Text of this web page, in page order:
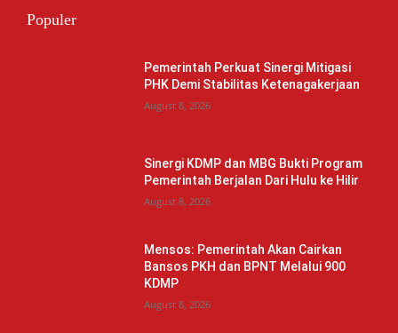
Populer
Pemerintah Perkuat Sinergi Mitigasi
PHK Demi Stabilitas Ketenagakerjaan
August 8, 2026
Sinergi KDMP dan MBG Bukti Program
Pemerintah Berjalan Dari Hulu ke Hilir
August 8, 2026
Mensos: Pemerintah Akan Cairkan
Bansos PKH dan BPNT Melalui 900
KDMP
August 8, 2026